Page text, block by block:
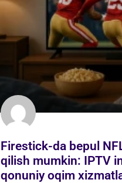
Firestick-da bepul
qilish mumkin: IPTV
qonuniy oqim